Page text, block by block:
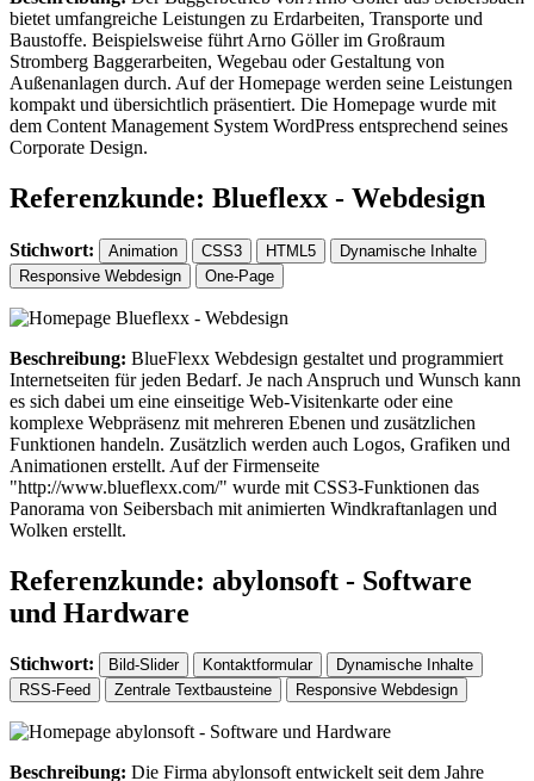
bietet umfangreiche Leistungen zu Erdarbeiten, Transporte und
Baustoffe. Beispielsweise führt Arno Göller im Großraum
Stromberg Baggerarbeiten, Wegebau oder Gestaltung von
Außenanlagen durch. Auf der Homepage werden seine Leistungen
kompakt und übersichtlich präsentiert. Die Homepage wurde mit
dem Content Management System WordPress entsprechend seines
Corporate Design.
Referenzkunde: Blueflexx - Webdesign
Stichwort: Animation CSS3 HTML5
Dynamische Inhalte
Responsive Webdesign
One-Page
Beschreibung: BlueFlexx Webdesign gestaltet und programmiert
Internetseiten für jeden Bedarf. Je nach Anspruch und Wunsch kann
es sich dabei um eine einseitige Web-Visitenkarte oder eine
komplexe Webpräsenz mit mehreren Ebenen und zusätzlichen
Funktionen handeln. Zusätzlich werden auch Logos, Grafiken und
Animationen erstellt. Auf der Firmenseite
"http://www.blueflexx.com/" wurde mit CSS3-Funktionen das
Panorama von Seibersbach mit animierten Windkraftanlagen und
Wolken erstellt.
Referenzkunde: abylonsoft - Software
und Hardware
Stichwort: Bild-Slider Kontaktformular
Dynamische Inhalte
RSS-Feed
Zentrale Textbausteine Responsive Webdesign
Beschreibung: Die Firma abylonsoft entwickelt seit dem Jahre